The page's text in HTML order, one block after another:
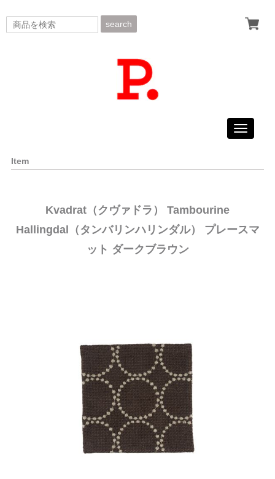
search
Toggle
Item
Kvadrat（クヴァドラ） Tambourine
Hallingdal（タンバリンハリンダル） プレースマ
ット ダークブラウン